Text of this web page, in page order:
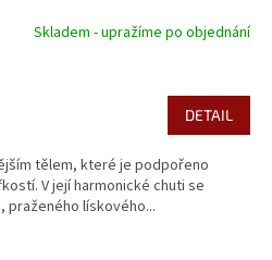
Skladem - upražíme po objednání
DETAIL
tělem, které je podpořeno
V její harmonické chuti se
praženého lískového...